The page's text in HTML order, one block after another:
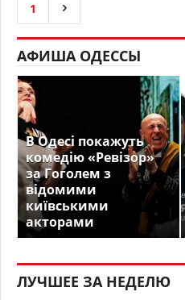
1
АФИША ОДЕССЫ
В Одесі покажуть
комедію «Ревізор»
за Гоголем з
відомими
київськими
акторами
ЛУЧШЕЕ ЗА НЕДЕЛЮ